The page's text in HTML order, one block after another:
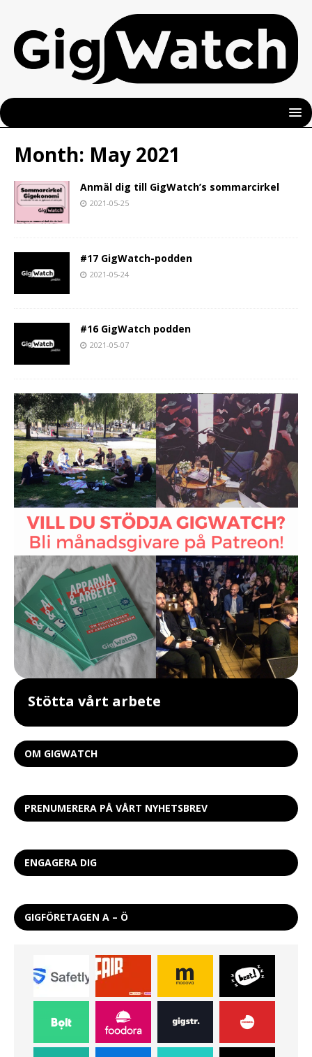
Month: May 2021
Anmäl dig till GigWatch’s sommarcirkel
2021-05-25
#17 GigWatch-podden
2021-05-24
#16 GigWatch podden
2021-05-07
Stötta vårt arbete
OM GIGWATCH
PRENUMERERA PÅ VÅRT NYHETSBREV
ENGAGERA DIG
GIGFÖRETAGEN A – Ö